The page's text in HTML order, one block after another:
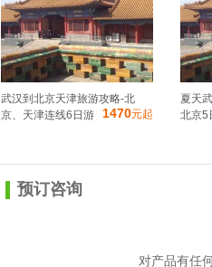
武汉到北京天津旅游攻略-北
京、天津连线6日游
1470元起
夏天
北京5
预订咨询
对产品有任